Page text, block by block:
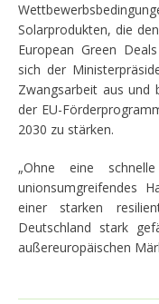
Solarprodukten, die
European Green
sich der
Zwangsarbeit aus und
der EU-
2030 zu stärken.
„Ohne eine
unionsumgreifendes
einer starken
Deutschland stark
außereuropäischen